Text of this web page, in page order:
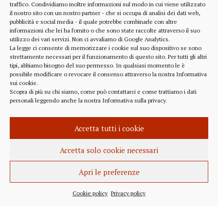
traffico. Condividiamo inoltre informazioni sul modo in cui viene utilizzato
il nostro sito con un nostro partner - che si occupa di analisi dei dati web,
pubblicità e social media - il quale potrebbe combinarle con altre
informazioni che lei ha fornito o che sono state raccolte attraverso il suo
utilizzo dei vari servizi. Non ci avvaliamo di Google Analytics.
La legge ci consente di memorizzare i cookie sul suo dispositivo se sono
strettamente necessari per il funzionamento di questo sito. Per tutti gli altri
tipi, abbiamo bisogno del suo permesso. In qualsiasi momento le è
possibile modificare o revocare il consenso attraverso la nostra Informativa
sui cookie.
Scopra di più su chi siamo, come può contattarci e come trattiamo i dati
personali leggendo anche la nostra Informativa sulla privacy.
Accetta tutti i cookie
Accetta solo cookie necessari
Apri le preferenze
Cookie policy Privacy policy
scelte finanziarie operate dal fondo BlackRock.
Occorre leggere molto attentamente il testo della
lettera
(https://www.blackrock.com/corporate/investor-
relations/larry-fink-chairmans-letter). Fink afferma
chiaramente che...
INFORMAZIONE 27 APRILE 2022
Istanza per l’abrogazione
dell’obbligo vaccinale al Governo
Italiano e alla Commissione Europea
Europea per l’abrogazione della normativa